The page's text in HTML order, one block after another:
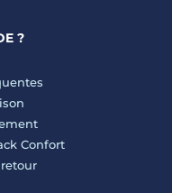
?
Confort